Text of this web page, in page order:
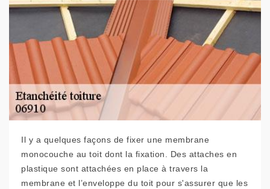
Il y a quelques façons de fixer une membrane
monocouche au toit dont la fixation. Des attaches en
plastique sont attachées en place à travers la
membrane et l’enveloppe du toit pour s'assurer que les